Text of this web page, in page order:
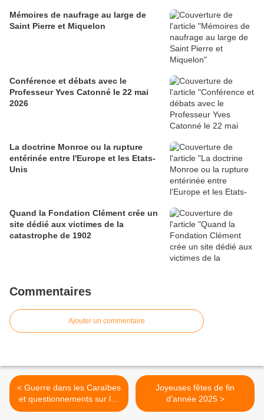
Mémoires de naufrage au large de
Saint Pierre et Miquelon
Conférence et débats avec le
Professeur Yves Catonné le 22 mai
2026
La doctrine Monroe ou la rupture
entérinée entre l'Europe et les Etats-
Unis
Quand la Fondation Clément crée un
site dédié aux victimes de la
catastrophe de 1902
Commentaires
Ajouter un commentaire
< Guerre dans les Caraïbes
et questionnements sur les
îles françaises
Joyeuses fêtes de fin
d'année 2025 >